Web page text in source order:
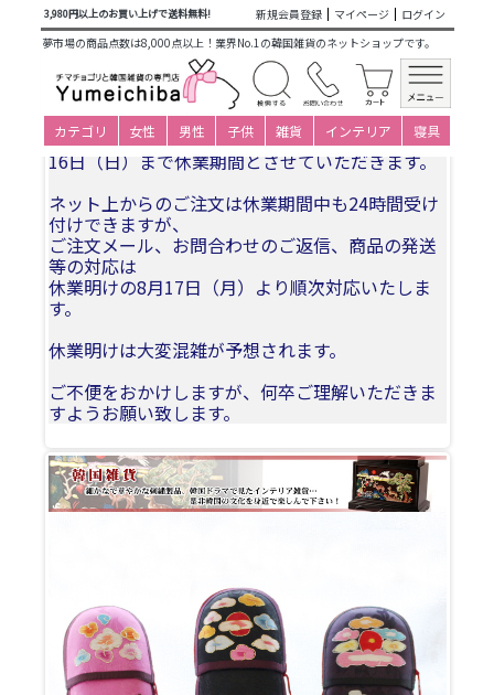
3,980円以上のお買い上げで送料無料! 新規会員登録 マイページ
ログイン
夢市場の商品点数は8,000点以上！業界No.1の韓国雑貨のネットショップです。
カテゴリ 女性 男性 子供 雑貨 インテリア 寝具
商品カテゴリ一覧>韓国雑貨 日用品・文房具>文房具> 韓
国手刺繍ペンケース筆入れ・鶴
夏季休業についてお知らせ
誠に勝手ながら、2026年8月11日(火)〜2026年8月
16日（日）まで休業期間とさせていただきます。
ネット上からのご注文は休業期間中も24時間受け
付けできますが、
ご注文メール、お問合わせのご返信、商品の発送
等の対応は
休業明けの8月17日（月）より順次対応いたしま
す。
休業明けは大変混雑が予想されます。
ご不便をおかけしますが、何卒ご理解いただきま
すようお願い致します。